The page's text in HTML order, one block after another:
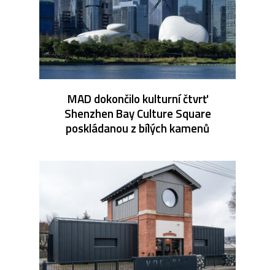
MAD dokončilo kulturní čtvrť
Shenzhen Bay Culture Square
poskládanou z bílých kamenů